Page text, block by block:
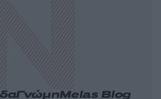
ΓνώμηMelas Blog